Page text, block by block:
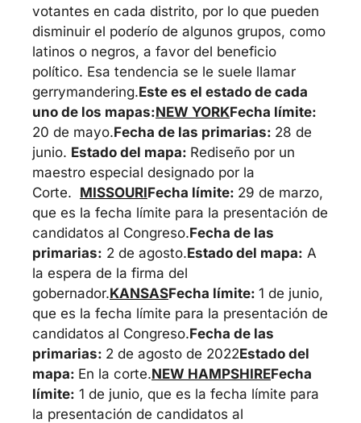
votantes en cada distrito, por lo que pueden
disminuir el poderío de algunos grupos, como
latinos o negros, a favor del beneficio
político. Esa tendencia se le suele llamar
gerrymandering.Este es el estado de cada
uno de los mapas:NEW YORK
20 de mayo.Fecha de las primarias: 28 de
junio. Estado del mapa: Rediseño por un
maestro especial designado por la
Corte. MISSOURIFecha límite: 29 de marzo,
que es la fecha límite para la presentación de
candidatos al Congreso.Fecha de las
primarias: 2 de agosto.Estado del mapa: A
la espera de la firma del
gobernador.KANSASFecha límite: 1 de junio,
que es la fecha límite para la presentación de
candidatos al Congreso.Fecha de las
primarias: 2 de agosto de 2022Estado del
mapa: En la corte.NEW HAMPSHIREFecha
límite: 1 de junio, que es la fecha límite para
la presentación de candidatos al